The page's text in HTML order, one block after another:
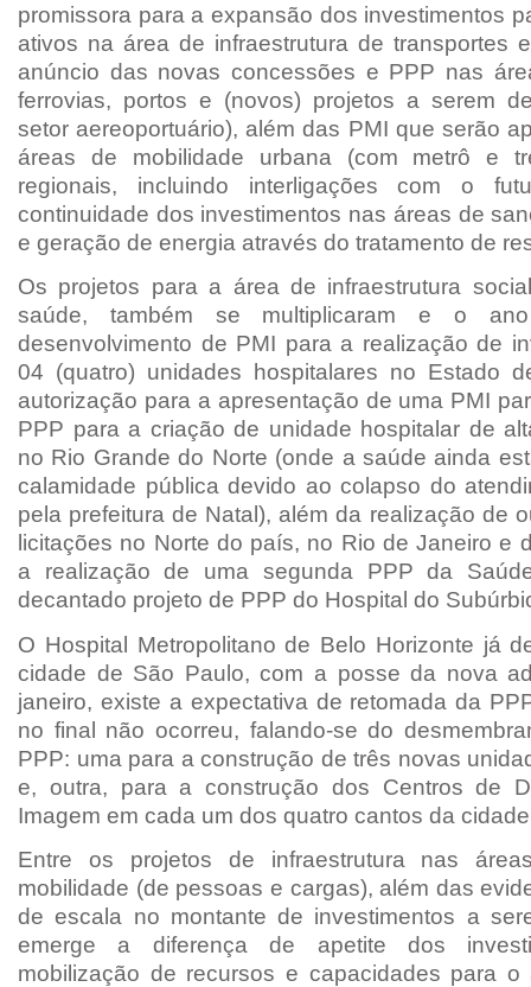
promissora para a expansão dos investimentos
ativos na área de infraestrutura de transportes
anúncio das novas concessões e PPP nas
ferrovias, portos e (novos) projetos a serem
setor aereoportuário), além das PMI que serão
áreas de mobilidade urbana (com metrô e
regionais, incluindo interligações com o
continuidade dos investimentos nas áreas de
e geração de energia através do tratamento de
Os projetos para a área de infraestrutura
saúde, também se multiplicaram e o
desenvolvimento de PMI para a realização de
04 (quatro) unidades hospitalares no Estado
autorização para a apresentação de uma PMI
PPP para a criação de unidade hospitalar de
no Rio Grande do Norte (onde a saúde ainda
calamidade pública devido ao colapso do
pela prefeitura de Natal), além da realização de
licitações no Norte do país, no Rio de Janeiro e
a realização de uma segunda PPP da
decantado projeto de PPP do Hospital do
O Hospital Metropolitano de Belo Horizonte já
cidade de São Paulo, com a posse da nova
janeiro, existe a expectativa de retomada da
no final não ocorreu, falando-se do
PPP: uma para a construção de três novas
e, outra, para a construção dos Centros de
Imagem em cada um dos quatro cantos da
Entre os projetos de infraestrutura nas
mobilidade (de pessoas e cargas), além das
de escala no montante de investimentos a
emerge a diferença de apetite dos
mobilização de recursos e capacidades para o